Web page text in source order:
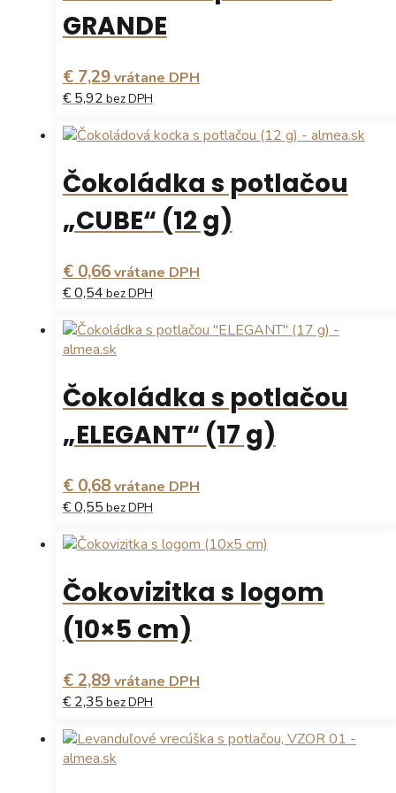
Možnosti
môžete
vybrať
na
stránke
produktu.
GRANDE
€ 7,29vrátane DPH
€ 5,92 bez DPH
Tento
produkt
má
viacero
Možnosti
môžete
vybrať
na
stránke
produktu.
Čokoládka s potlačou
„CUBE“ (12 g)
€ 0,66vrátane DPH
€ 0,54 bez DPH
Tento
produkt
má
viacero
variantov.
si
vybrať
na
stránke
produktu.
Čokoládka s potlačou
„ELEGANT“ (17 g)
€ 0,68vrátane DPH
€ 0,55 bez DPH
Tento
produkt
má
viacero
variantov.
Možnosti
môžete
vybrať
na
stránke
produktu.
Čokovizitka s logom
(10×5 cm)
€ 2,89vrátane DPH
€ 2,35 bez DPH
Tento
produkt
má